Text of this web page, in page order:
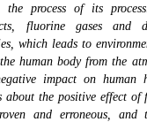
process of its
fluorine gases
which leads to
human body from the
impact on human
about the positive effect
and erroneous, and